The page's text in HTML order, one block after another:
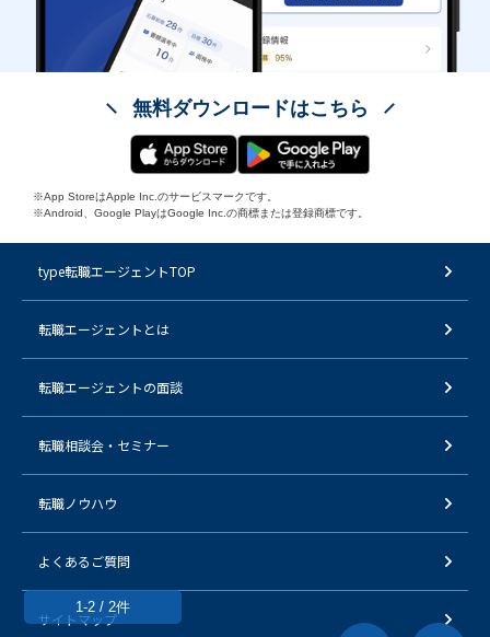
1-2 / 2件
無料ダウンロードはこちら
※App StoreはApple Inc.のサービスマークです。
※Android、Google PlayはGoogle Inc.の商標または登録商標です。
type転職エージェントTOP
転職エージェントとは
転職エージェントの面談
転職相談会・セミナー
転職ノウハウ
よくあるご質問
サイトマップ